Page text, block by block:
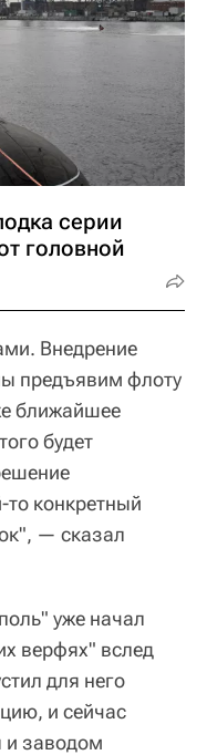
серии
головной
Внедрение
предъявим флоту
ближайшее
будет
конкретный
— сказал
уже начал
верфях" вслед
для него
и сейчас
и заводом